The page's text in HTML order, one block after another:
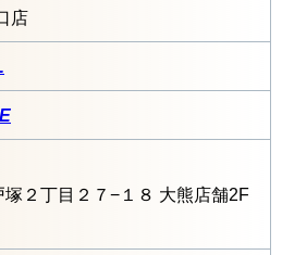
店
２丁目２７−１８ 大熊店舗2F